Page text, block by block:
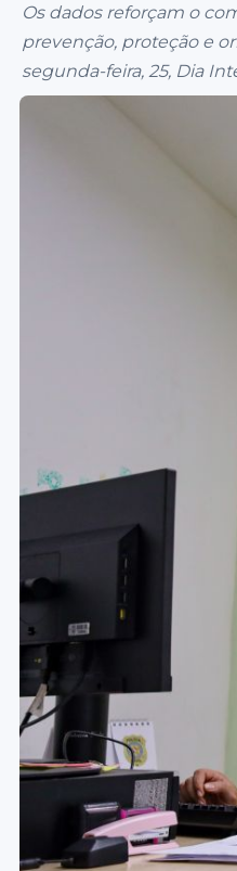
Os dados reforçam o
prevenção, proteção e
segunda-feira, 25, Dia